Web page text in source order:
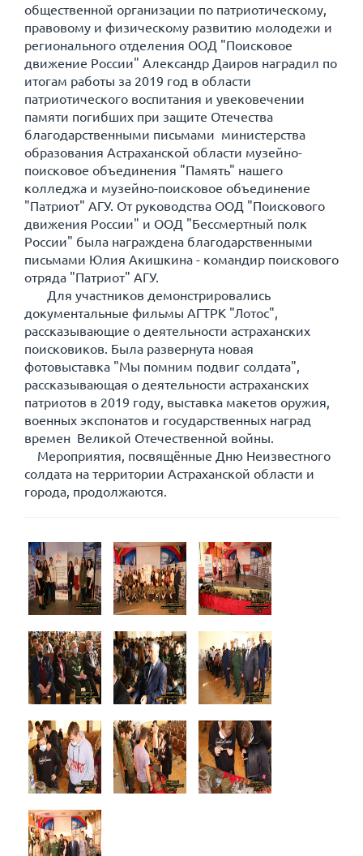
общественной организации по патриотическому,
правовому и физическому развитию молодежи и
регионального отделения ООД "Поисковое
движение России" Александр Даиров наградил по
итогам работы за 2019 год в области
патриотического воспитания и увековечении
памяти погибших при защите Отечества
благодарственными письмами министерства
образования Астраханской области музейно-
поисковое объединения "Память" нашего
колледжа и музейно-поисковое объединение
"Патриот" АГУ. От руководства ООД "Поискового
движения России" и ООД "Бессмертный полк
России" была награждена благодарственными
письмами Юлия Акишкина - командир поискового
отряда "Патриот" АГУ.
Для участников демонстрировались
документальные фильмы АГТРК "Лотос",
рассказывающие о деятельности астраханских
поисковиков. Была развернута новая
фотовыставка "Мы помним подвиг солдата",
рассказывающая о деятельности астраханских
патриотов в 2019 году, выставка макетов оружия,
военных экспонатов и государственных наград
времен Великой Отечественной войны.
Мероприятия, посвящённые Дню Неизвестного
солдата на территории Астраханской области и
города, продолжаются.